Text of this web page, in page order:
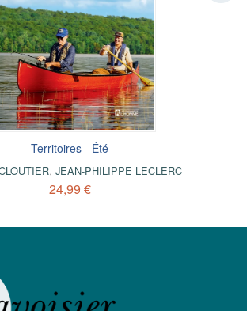
Territoires - Été
, JEAN-PHILIPPE LECLERC
24,99 €